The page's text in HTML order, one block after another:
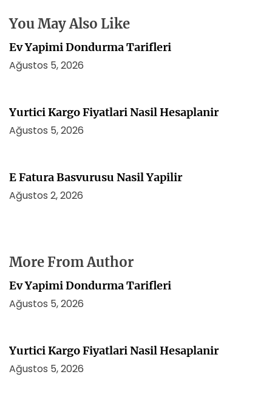
s
i
You May Also Like
Ev Yapimi Dondurma Tarifleri
Ağustos 5, 2026
Yurtici Kargo Fiyatlari Nasil Hesaplanir
Ağustos 5, 2026
E Fatura Basvurusu Nasil Yapilir
Ağustos 2, 2026
More From Author
Ev Yapimi Dondurma Tarifleri
Ağustos 5, 2026
Yurtici Kargo Fiyatlari Nasil Hesaplanir
Ağustos 5, 2026